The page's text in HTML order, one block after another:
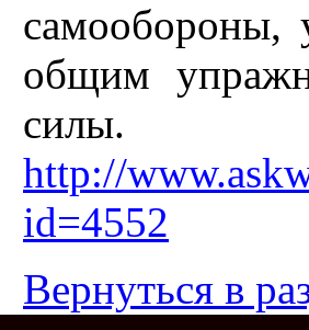
самообороны,
общим
силы.
http://
id=4552
Вернуться в